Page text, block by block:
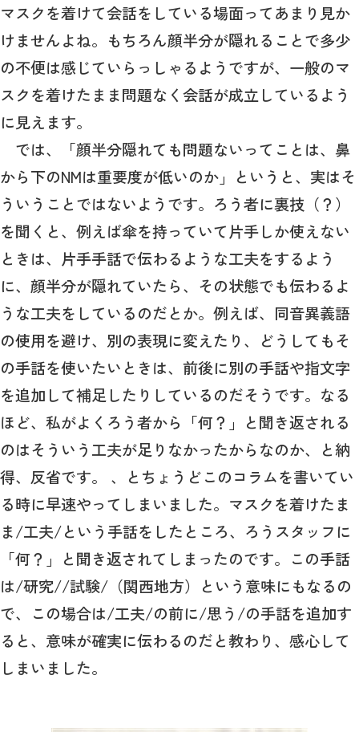
マスクを着けて会話をしている場面ってあまり見か
けませんよね。もちろん顔半分が隠れることで多少
の不便は感じていらっしゃるようですが、一般のマ
スクを着けたまま問題なく会話が成立しているよう
に見えます。
では、「顔半分隠れても問題ないってことは、鼻
から下のNMは重要度が低いのか」というと、実はそ
ういうことではないようです。ろう者に裏技（？）
を聞くと、例えば傘を持っていて片手しか使えない
ときは、片手手話で伝わるような工夫をするよう
に、顔半分が隠れていたら、その状態でも伝わるよ
うな工夫をしているのだとか。例えば、同音異義語
の使用を避け、別の表現に変えたり、どうしてもそ
の手話を使いたいときは、前後に別の手話や指文字
を追加して補足したりしているのだそうです。なる
ほど、私がよくろう者から「何？」と聞き返される
のはそういう工夫が足りなかったからなのか、と納
得、反省です。 、とちょうどこのコラムを書いてい
る時に早速やってしまいました。マスクを着けたま
ま/工夫/という手話をしたところ、ろうスタッフに
「何？」と聞き返されてしまったのです。この手話
は/研究//試験/（関西地方）という意味にもなるの
で、この場合は/工夫/の前に/思う/の手話を追加す
ると、意味が確実に伝わるのだと教わり、感心して
しまいました。